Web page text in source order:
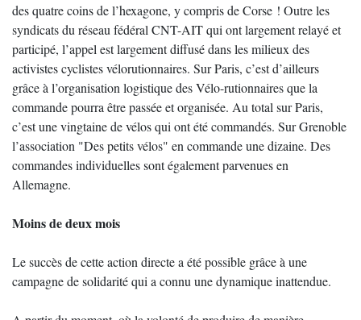
des quatre coins de l’hexagone, y compris de Corse ! Outre les
syndicats du réseau fédéral CNT-AIT qui ont largement relayé et
participé, l’appel est largement diffusé dans les milieux des
activistes cyclistes vélorutionnaires. Sur Paris, c’est d’ailleurs
grâce à l’organisation logistique des Vélo-rutionnaires que la
commande pourra être passée et organisée. Au total sur Paris,
c’est une vingtaine de vélos qui ont été commandés. Sur Grenoble
l’association "Des petits vélos" en commande une dizaine. Des
commandes individuelles sont également parvenues en
Allemagne.
Moins de deux mois
Le succès de cette action directe a été possible grâce à une
campagne de solidarité qui a connu une dynamique inattendue.